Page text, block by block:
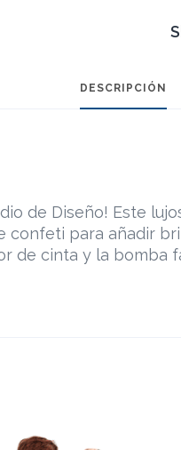
DESCRIPCIÓN
de Diseño! Este
confeti para añadir
de cinta y la bomba